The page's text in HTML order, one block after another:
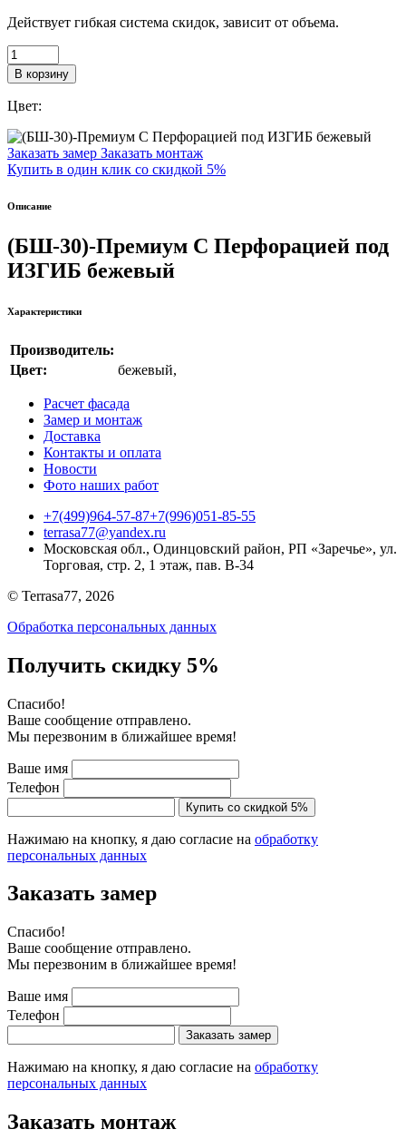
Действует гибкая система скидок, зависит от объема.
В корзину
Цвет:
Заказать замер Заказать монтаж
Купить в один клик со скидкой 5%
Описание
(БШ-30)-Премиум С Перфорацией под
ИЗГИБ бежевый
Характеристики
Производитель:
Цвет:
бежевый,
Расчет фасада
Замер и монтаж
Доставка
Контакты и оплата
Новости
Фото наших работ
+7(499)964-57-87+7(996)051-85-55
terrasa77@yandex.ru
Московская обл., Одинцовский район, РП «Заречье», ул.
Торговая, стр. 2, 1 этаж, пав. B-34
© Terrasa77, 2026
Обработка персональных данных
Получить скидку 5%
Cпасибо!
Ваше сообщение отправлено.
Мы перезвоним в ближайшее время!
Ваше имя
Телефон
Купить со скидкой 5%
Нажимаю на кнопку, я даю согласие на обработку
персональных данных
Заказать замер
Cпасибо!
Ваше сообщение отправлено.
Мы перезвоним в ближайшее время!
Ваше имя
Телефон
Заказать замер
Нажимаю на кнопку, я даю согласие на обработку
персональных данных
Заказать монтаж